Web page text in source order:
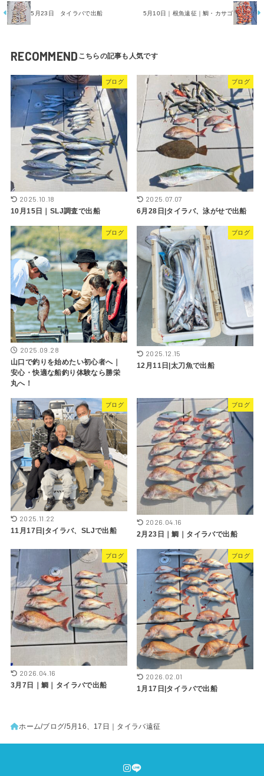
5月23日 タイラバで出船 5月10日｜根魚遠征｜鯛・カサゴ
RECOMMEND
ブログ
2025.10.18
10月15日｜SLJ調査で出船
ブログ
2025.07.07
6月28日|タイラバ、泳がせで出船
ブログ
2025.09.28
山口で釣りを始めたい初心者へ｜
安心・快適な船釣り体験なら勝栄
丸へ！
ブログ
2025.12.15
12月11日|太刀魚で出船
ブログ
2025.11.22
11月17日|タイラバ、SLJで出船
ブログ
2026.04.16
2月23日｜鯛｜タイラバで出船
ブログ
2026.04.16
3月7日｜鯛｜タイラバで出船
ブログ
2026.02.01
1月17日|タイラバで出船
ホーム ブログ 5月16、17日｜タイラバ遠征